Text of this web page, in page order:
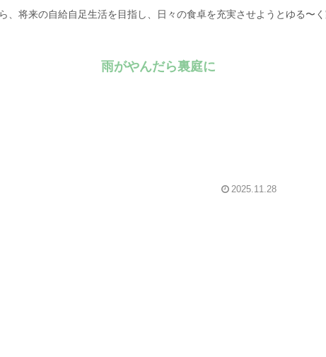
、将来の自給自足生活を目指し、日々の食卓を充実させようとゆる〜
雨がやんだら裏庭に
2025.11.28